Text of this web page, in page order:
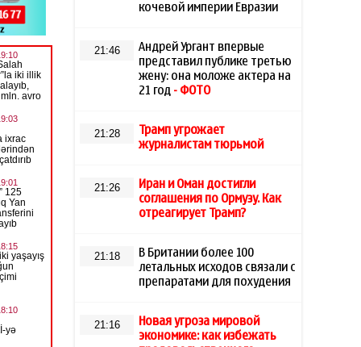
кочевой империи Евразии
21:46
Андрей Ургант впервые
представил публике третью
жену: она моложе актера на
21 год - ФОТО
21:28
Трамп угрожает
журналистам тюрьмой
21:26
Иран и Оман достигли
соглашения по Ормузу. Как
отреагирует Трамп?
21:18
В Британии более 100
летальных исходов связали с
препаратами для похудения
21:16
Новая угроза мировой
экономике: как избежать